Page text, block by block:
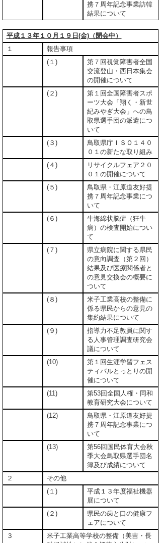
携７周年記念事業訪韓
結果について
平成１３年１０月１９日(金)（閉会中）
１
報告事項
(１)
第７回視覚障害者全国
交流登山・西日本集会
の開催について
(２)
第１回全国障害者スポ
ーツ大会「翔く・新世
紀みやぎ大会」への鳥
取県選手団の派遣につ
いて
(３)
鳥取県庁ＩＳＯ１４０
０１の新たな取り組み
(４)
リサイクルフェア２０
０１の開催について
(５)
鳥取県・江原道友好提
携７周年記念事業につ
いて
(６)
牛海綿状脳症（狂牛
病）の検査開始につい
て
(７)
県立病院に関する県民
の意向調査（第２回）
結果及び医療関係者と
の意見交換会の概要に
ついて
(８)
米子工業高校の整備に
係る県民からの意見の
集約結果について
(９)
指導力不足教員に関す
る人事管理調査研究会
議について
(10)
第１回生涯学習フェス
ティバルとっとりの開
催について
(11)
第53回全国人権・同和
教育研究大会について
(12)
鳥取県・江原道友好提
携７周年記念事業につ
いて
(13)
第56回国民体育大会秋
季大会鳥取県選手団名
簿及び成績について
２
その他
(１)
平成１３年度福祉機器
展について
(２)
県民の歯と口の健康フ
ェアについて
３
米子工業高等学校の整備（美吉・長